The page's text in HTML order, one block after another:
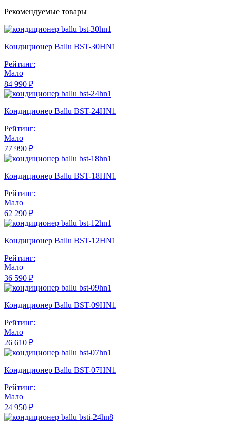
Рекомендуемые товары
Кондиционер Ballu BST-30HN1
Рейтинг:
Мало
84 990 ₽
Кондиционер Ballu BST-24HN1
Рейтинг:
Мало
77 990 ₽
Кондиционер Ballu BST-18HN1
Рейтинг:
Мало
62 290 ₽
Кондиционер Ballu BST-12HN1
Рейтинг:
Мало
36 590 ₽
Кондиционер Ballu BST-09HN1
Рейтинг:
Мало
26 610 ₽
Кондиционер Ballu BST-07HN1
Рейтинг:
Мало
24 950 ₽